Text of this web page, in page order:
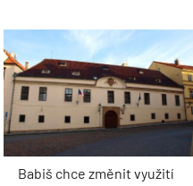
Babiš chce změnit využití